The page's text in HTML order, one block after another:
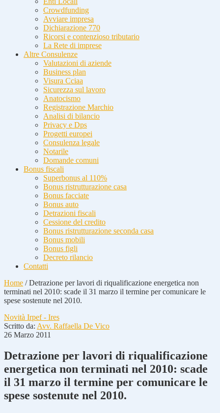
Crowdfunding
Avviare impresa
Dichiarazione 770
Ricorsi e contenzioso tributario
La Rete di imprese
Altre Consulenze
Valutazioni di aziende
Business plan
Visura Cciaa
Sicurezza sul lavoro
Anatocismo
Registrazione Marchio
Analisi di bilancio
Privacy e Dps
Progetti europei
Consulenza legale
Notarile
Domande comuni
Bonus fiscali
Superbonus al 110%
Bonus ristrutturazione casa
Bonus facciate
Bonus auto
Detrazioni fiscali
Cessione del credito
Bonus ristrutturazione seconda casa
Bonus mobili
Bonus figli
Decreto rilancio
Contatti
Home /Detrazione per lavori di riqualificazione energetica non
terminati nel 2010: scade il 31 marzo il termine per comunicare le
spese sostenute nel 2010.
Novità Irpef - Ires
Scritto da: Avv. Raffaella De Vico
26 Marzo 2011
Detrazione per lavori di riqualificazione
energetica non terminati nel 2010: scade
il 31 marzo il termine per comunicare le
spese sostenute nel 2010.